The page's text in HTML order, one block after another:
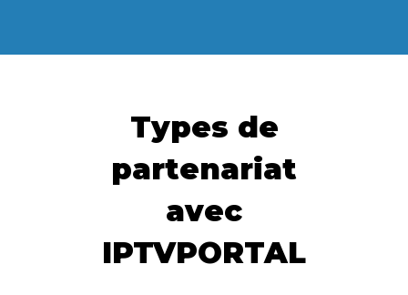
Types de
partenariat
avec
IPTVPORTAL